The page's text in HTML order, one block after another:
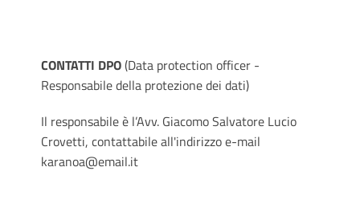
CONTATTI DPO(Data protection officer -
Responsabile della protezione dei dati)
Il responsabile è l’Avv. Giacomo Salvatore Lucio
Crovetti, contattabile all'indirizzo e-mail
karanoa@email.it